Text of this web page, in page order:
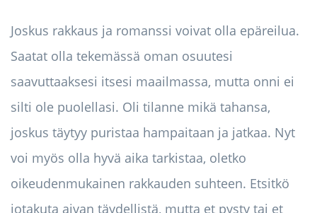
Joskus rakkaus ja romanssi voivat olla epäreilua.
Saatat olla tekemässä oman osuutesi
saavuttaaksesi itsesi maailmassa, mutta onni ei
silti ole puolellasi. Oli tilanne mikä tahansa,
joskus täytyy puristaa hampaitaan ja jatkaa. Nyt
voi myös olla hyvä aika tarkistaa, oletko
oikeudenmukainen rakkauden suhteen. Etsitkö
jotakuta aivan täydellistä, mutta et pysty tai et